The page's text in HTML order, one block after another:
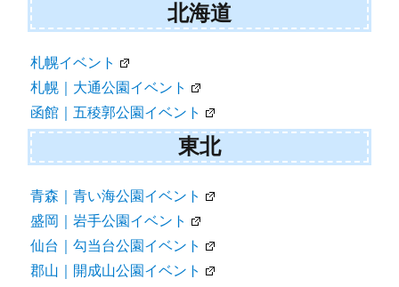
北海道
札幌イベント
札幌｜大通公園イベント
函館｜五稜郭公園イベント
東北
青森｜青い海公園イベント
盛岡｜岩手公園イベント
仙台｜勾当台公園イベント
郡山｜開成山公園イベント